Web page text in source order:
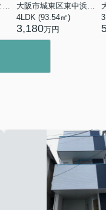
4LDK (93.54㎡)
3,180万円